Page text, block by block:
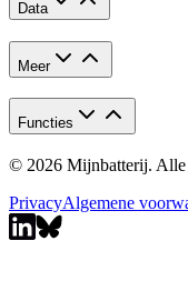
Data
Meer
Functies
© 2026 Mijnbatterij. Alle
PrivacyAlgemene